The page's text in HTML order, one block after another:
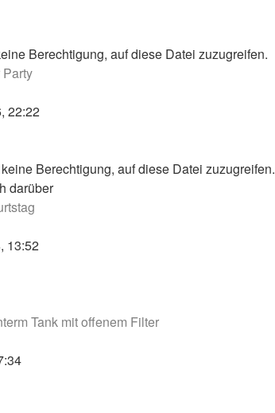
Berechtigung, auf diese Datei zuzugreifen.
22:22
Berechtigung, auf diese Datei zuzugreifen.
darüber
13:52
Tank mit offenem Filter